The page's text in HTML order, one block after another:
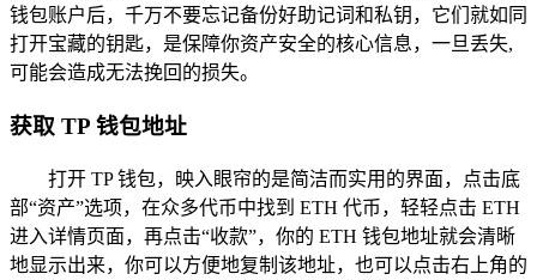
钱包账户后，千万不要忘记备份好助记词和私钥，它们就如同
打开宝藏的钥匙，是保障你资产安全的核心信息，一旦丢失,
可能会造成无法挽回的损失。
获取 TP 钱包地址
打开 TP 钱包，映入眼帘的是简洁而实用的界面，点击底
部“资产”选项，在众多代币中找到 ETH 代币，轻轻点击 ETH
进入详情页面，再点击“收款”，你的 ETH 钱包地址就会清晰
地显示出来，你可以方便地复制该地址，也可以点击右上角的